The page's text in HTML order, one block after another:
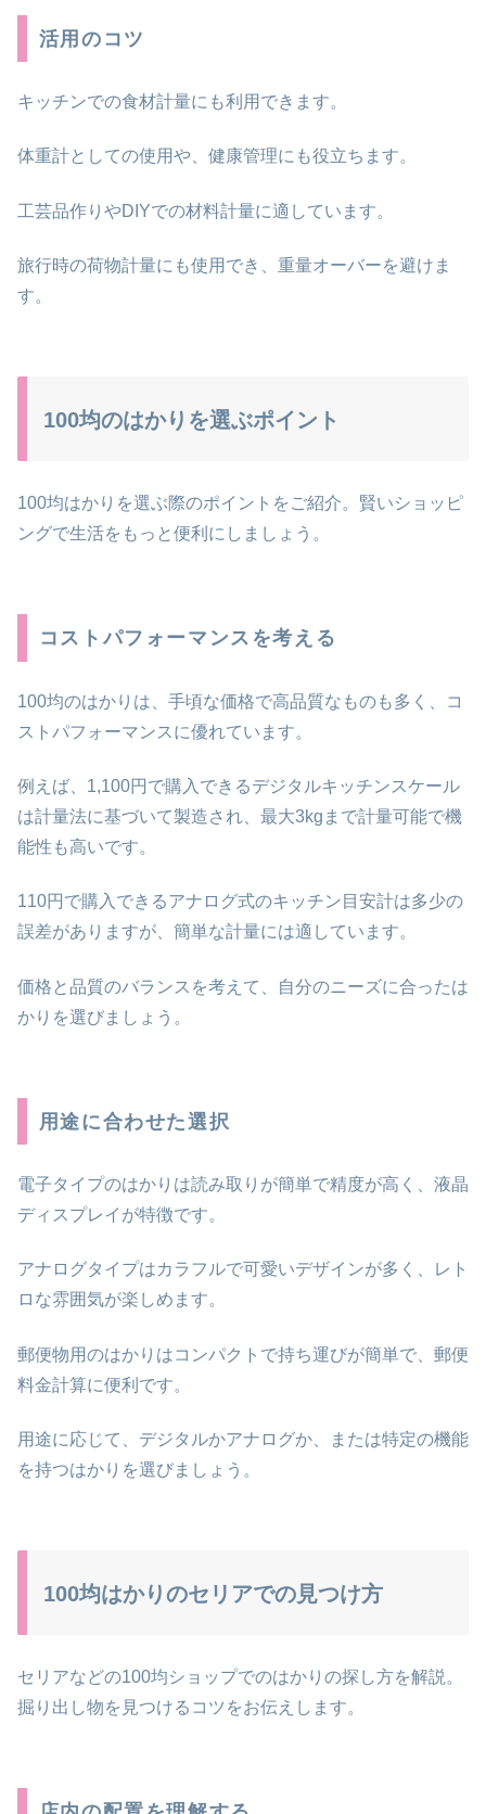
活用のコツ
キッチンでの食材計量にも利用できます。
体重計としての使用や、健康管理にも役立ちます。
工芸品作りやDIYでの材料計量に適しています。
旅行時の荷物計量にも使用でき、重量オーバーを避けま
す。
100均のはかりを選ぶポイント
100均はかりを選ぶ際のポイントをご紹介。賢いショッピ
ングで生活をもっと便利にしましょう。
コストパフォーマンスを考える
100均のはかりは、手頃な価格で高品質なものも多く、コ
ストパフォーマンスに優れています。
例えば、1,100円で購入できるデジタルキッチンスケール
は計量法に基づいて製造され、最大3kgまで計量可能で機
能性も高いです。
110円で購入できるアナログ式のキッチン目安計は多少の
誤差がありますが、簡単な計量には適しています。
価格と品質のバランスを考えて、自分のニーズに合ったは
かりを選びましょう。
用途に合わせた選択
電子タイプのはかりは読み取りが簡単で精度が高く、液晶
ディスプレイが特徴です。
アナログタイプはカラフルで可愛いデザインが多く、レト
ロな雰囲気が楽しめます。
郵便物用のはかりはコンパクトで持ち運びが簡単で、郵便
料金計算に便利です。
用途に応じて、デジタルかアナログか、または特定の機能
を持つはかりを選びましょう。
100均はかりのセリアでの見つけ方
セリアなどの100均ショップでのはかりの探し方を解説。
掘り出し物を見つけるコツをお伝えします。